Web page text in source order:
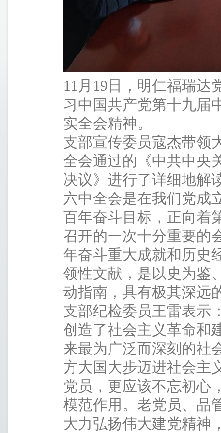
11月19日，明仁福瑞达
习中国共产党第十九届
实全会精神。
支部宣传委员寇杰带领
全会通过的《中共中央
决议》进行了详细地解
六中全会是在我们党成
百年奋斗目标，正向着
召开的一次十分重要的
年奋斗重大成就和历史
领性文献，是以史为鉴
动指南，具有极其深远
支部纪检委员王雷表示
创造了社会主义革命和
来最为广泛而深刻的社
方大国大步迈进社会主
党员，更应该不忘初心
模范作用。老党员、品
大力弘扬伟大建党精神